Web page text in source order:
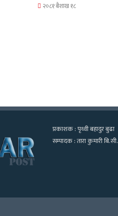
२०८१ बैशाख १८
प्रकाशक : पृथ्वी बहादुर बुढा
सम्पादक : तारा कुमारी बि.सी.